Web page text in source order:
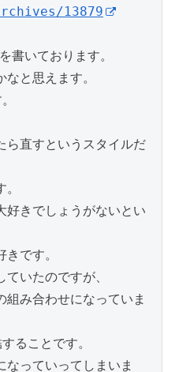
13879
書いております。
と思えます。
ら直すというスタイルだ
好きでしょうがないとい
です。
いたのですが、
み合わせになっていま
ることです。
なっていってしまいま